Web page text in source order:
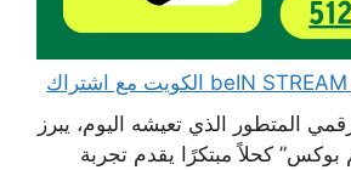
المتطور الذي تعيشه اليوم، يبرز
كحلاً مبتكرًا يقدم تجربة